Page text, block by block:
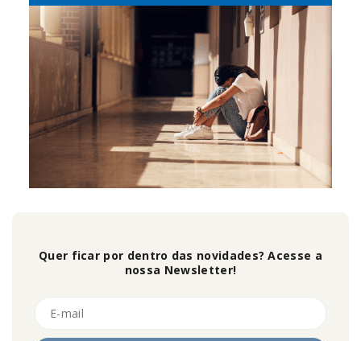
Quer ficar por dentro das novidades? Acesse a
nossa Newsletter!